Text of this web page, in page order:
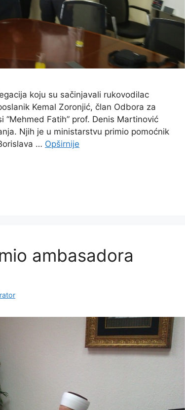
koju su sačinjavali rukovodilac
Kemal Zoronjić, član Odbora za
Fatih” prof. Denis Martinović
Njih je u ministarstvu primio pomoćnik
… Opširnije
ambasadora